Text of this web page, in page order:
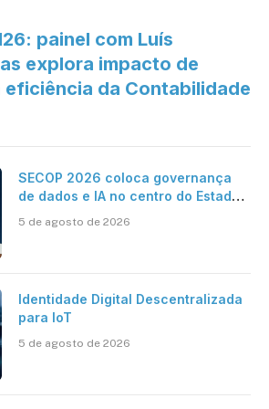
painel com Luís
explora impacto de
eficiência da Contabilidade
SECOP 2026 coloca governança
de dados e IA no centro do Estado
5 de agosto de 2026
Identidade Digital Descentralizada
para IoT
5 de agosto de 2026